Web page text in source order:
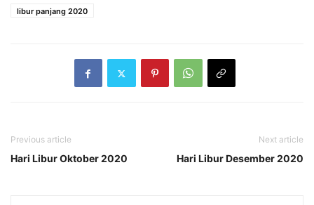
libur panjang 2020
Previous article
Hari Libur Oktober 2020
Next article
Hari Libur Desember 2020